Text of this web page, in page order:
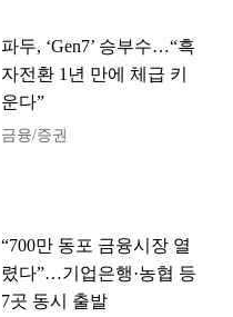
파두, ‘Gen7’ 승부수…“흑
자전환 1년 만에 체급 키
운다”
금융/증권
“700만 동포 금융시장 열
렸다”…기업은행·농협 등
7곳 동시 출발